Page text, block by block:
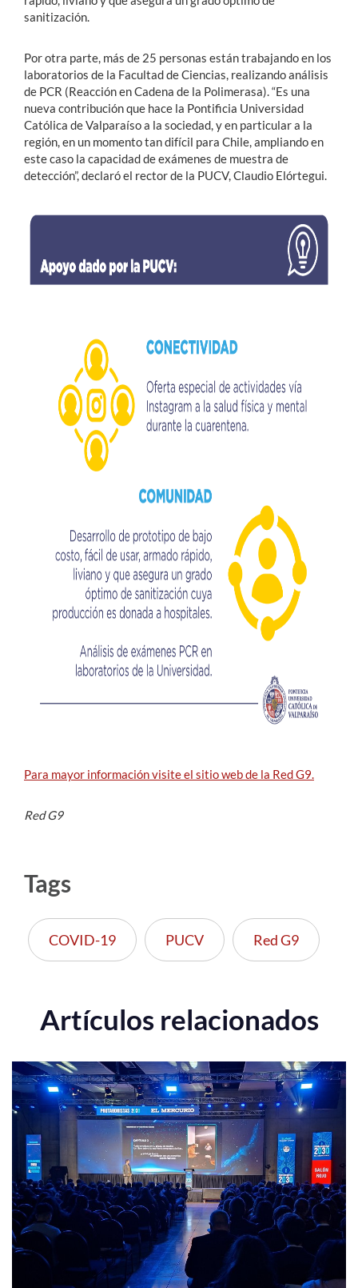
sanitización.
Por otra parte, más de 25 personas están trabajando en los
laboratorios de la Facultad de Ciencias, realizando análisis
de PCR (Reacción en Cadena de la Polimerasa). “Es una
nueva contribución que hace la Pontificia Universidad
Católica de Valparaíso a la sociedad, y en particular a la
región, en un momento tan difícil para Chile, ampliando en
este caso la capacidad de exámenes de muestra de
detección”, declaró el rector de la PUCV, Claudio Elórtegui.
Para mayor información visite el sitio web de la Red G9.
Red G9
Tags
COVID-19 PUCV Red G9
Artículos relacionados